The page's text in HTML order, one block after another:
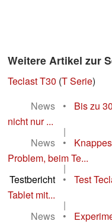
Weitere Artikel zur
Teclast T30 (T Serie)
News
•
Bis zu
nicht nur ...
|
News
•
Problem, beim Te...
|
Testbericht
•
Test
Tablet mit...
|
News
•